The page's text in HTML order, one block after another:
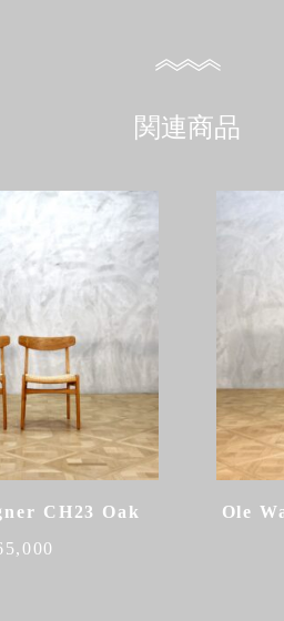
関連商品
CH23 Oak
Ole